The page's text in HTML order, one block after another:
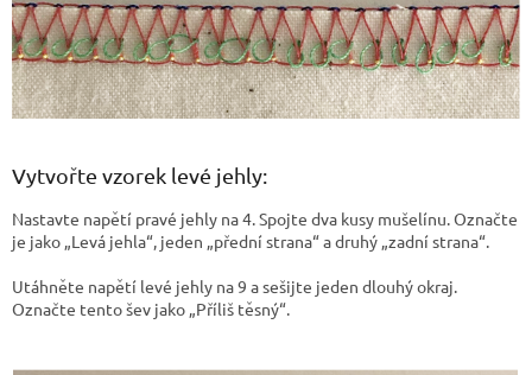
Vytvořte vzorek levé jehly:
Nastavte napětí pravé jehly na 4. Spojte dva kusy mušelínu. Označte
je jako „Levá jehla“, jeden „přední strana“ a druhý „zadní strana“.
Utáhněte napětí levé jehly na 9 a sešijte jeden dlouhý okraj.
Označte tento šev jako „Příliš těsný“.